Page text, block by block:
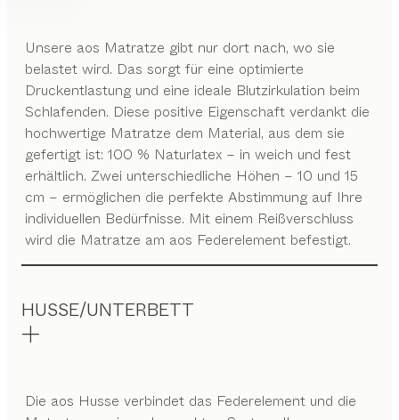
Unsere aos Matratze gibt nur dort nach, wo sie
belastet wird. Das sorgt für eine optimierte
Druckentlastung und eine ideale Blutzirkulation beim
Schlafenden. Diese positive Eigenschaft verdankt die
hochwertige Matratze dem Material, aus dem sie
gefertigt ist: 100 % Naturlatex – in weich und fest
erhältlich. Zwei unterschiedliche Höhen – 10 und 15
cm – ermöglichen die perfekte Abstimmung auf Ihre
individuellen Bedürfnisse. Mit einem Reißverschluss
wird die Matratze am aos Federelement befestigt.
HUSSE/UNTERBETT
Die aos Husse verbindet das Federelement und die